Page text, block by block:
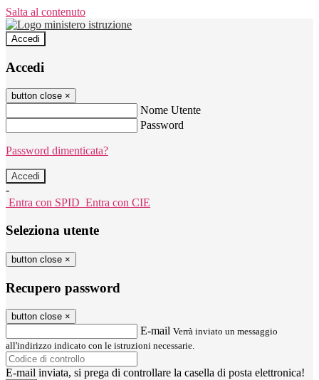
Salta al contenuto
Accedi
Accedi
button close ×
Nome Utente
Password
Password dimenticata?
-
Entra con SPID Entra con CIE
Seleziona utente
button close ×
Recupero password
button close ×
E-mail Verrà inviato un messaggio
all'indirizzo indicato con le istruzioni necessarie.
E-mail inviata, si prega di controllare la casella di posta elettronica!